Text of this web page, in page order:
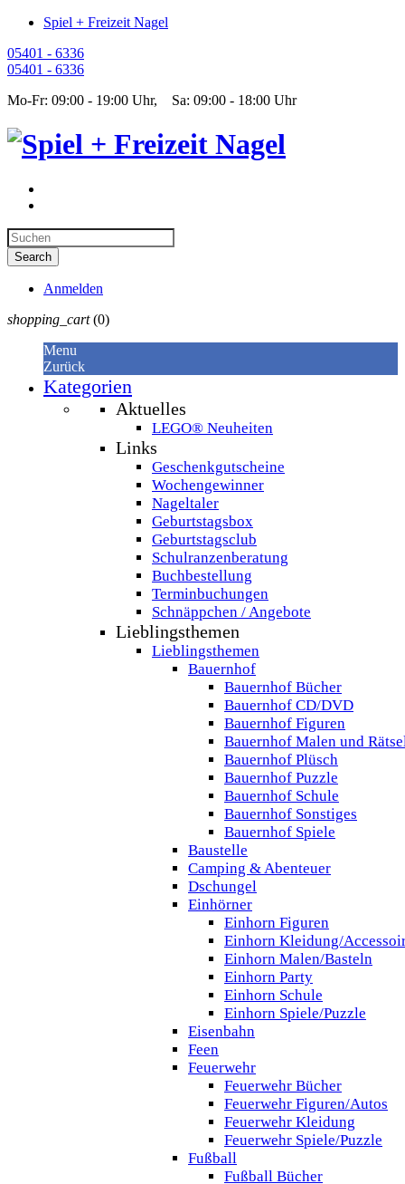
Spiel + Freizeit Nagel
05401 - 6336
05401 - 6336
Mo-Fr: 09:00 - 19:00 Uhr, Sa: 09:00 - 18:00 Uhr
Anmelden
shopping_cart (0)
Menu
Zurück
Kategorien
Aktuelles
LEGO® Neuheiten
Links
Geschenkgutscheine
Wochengewinner
Nageltaler
Geburtstagsbox
Geburtstagsclub
Schulranzenberatung
Buchbestellung
Terminbuchungen
Schnäppchen / Angebote
Lieblingsthemen
Lieblingsthemen
Bauernhof
Bauernhof Bücher
Bauernhof CD/DVD
Bauernhof Figuren
Bauernhof Malen und
Bauernhof Plüsch
Bauernhof Puzzle
Bauernhof Schule
Bauernhof Sonstiges
Bauernhof Spiele
Baustelle
Camping & Abenteuer
Dschungel
Einhörner
Einhorn Figuren
Einhorn Kleidung/
Einhorn Malen/Basteln
Einhorn Party
Einhorn Schule
Einhorn Spiele/Puzzle
Eisenbahn
Feen
Feuerwehr
Feuerwehr Bücher
Feuerwehr Figuren/Autos
Feuerwehr Kleidung
Feuerwehr Spiele/Puzzle
Fußball
Fußball Bücher